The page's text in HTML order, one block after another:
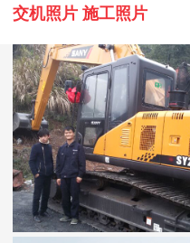
付小虎
交机照片 施工照片